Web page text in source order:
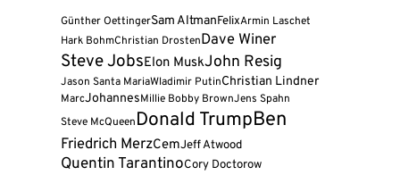
Günther OettingerSam AltmanFelixArmin Laschet
Hark BohmChristian DrostenDave Winer
Steve JobsElon MuskJohn Resig
Jason Santa MariaWladimir PutinChristian Lindner
MarcJohannesMillie Bobby BrownJens Spahn
Steve McQueenDonald TrumpBen
Friedrich MerzCemJeff Atwood
Quentin TarantinoCory Doctorow